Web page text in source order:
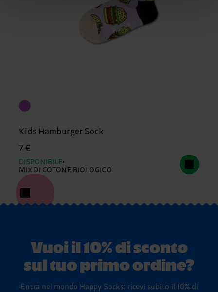
Kids Hamburger Sock
7 €
DISPONIBILE
MIX DI COTONE BIOLOGICO
Vuoi il 10% di sconto
sul tuo primo ordine?
Entra nel mondo Happy Socks: ricevi subito il 10% di